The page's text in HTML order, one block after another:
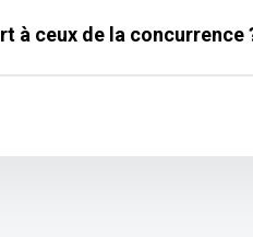
à ceux de la concurrence